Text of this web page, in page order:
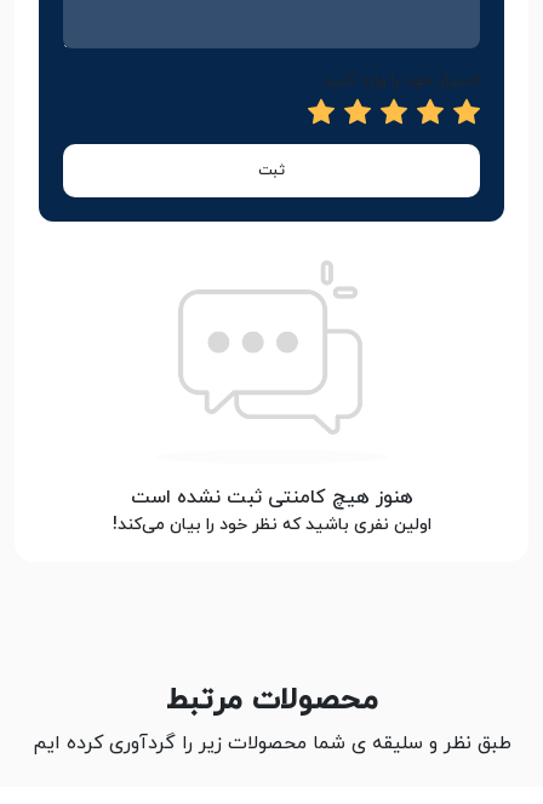
امتیاز خود را وارد کنید
ثبت
هنوز هیچ کامنتی ثبت نشده است
اولین نفری باشید که نظر خود را بیان می‌کند!
محصولات مرتبط
طبق نظر و سلیقه ی شما محصولات زیر را گردآوری کرده ایم